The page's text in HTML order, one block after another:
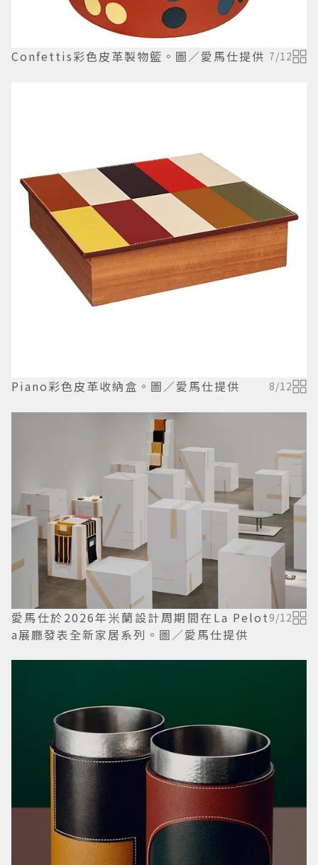
Confettis彩色皮革製物籃。圖／愛馬仕提供 7/12
Piano彩色皮革收納盒。圖／愛馬仕提供 8/12
愛馬仕於2026年米蘭設計周期間在La Pelot
a展廳發表全新家居系列。圖／愛馬仕提供
9/12